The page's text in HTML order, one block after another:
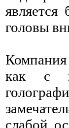
головы
как с
слабой